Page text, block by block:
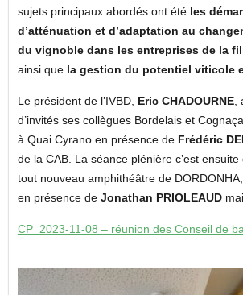
sujets principaux abordés ont été les
d’atténuation et d’adaptation au
du vignoble dans les entreprises de la
ainsi que la gestion du potentiel viticole
Le président de l’IVBD, Eric CHADOURNE,
d’invités ses collègues Bordelais et
à Quai Cyrano en présence de Frédéric
de la CAB. La séance plénière c’est
tout nouveau amphithéâtre de
en présence de Jonathan PRIOLEAUD
CP_2023-11-08 – réunion des Conseil de